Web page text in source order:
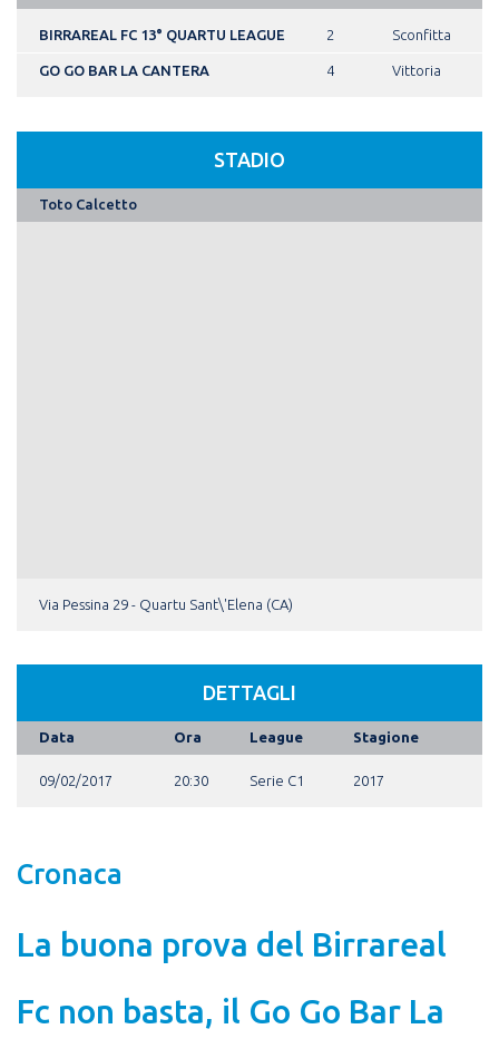
BIRRAREAL FC 13° QUARTU LEAGUE 2 Sconfitta
GO GO BAR LA CANTERA 4 Vittoria
STADIO
Toto Calcetto
Via Pessina 29 - Quartu Sant\'Elena (CA)
DETTAGLI
Data Ora League Stagione
09/02/2017 20:30 Serie C1 2017
Cronaca
La buona prova del Birrareal
Fc non basta, il Go Go Bar La